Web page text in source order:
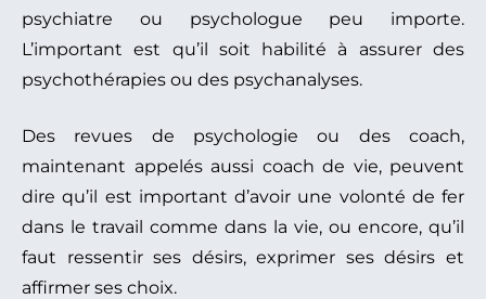
psychiatre ou psychologue peu importe.
L’important est qu’il soit habilité à assurer des
psychothérapies ou des psychanalyses.
Des revues de psychologie ou des coach,
maintenant appelés aussi coach de vie, peuvent
dire qu’il est important d’avoir une volonté de fer
dans le travail comme dans la vie, ou encore, qu’il
faut ressentir ses désirs, exprimer ses désirs et
affirmer ses choix.